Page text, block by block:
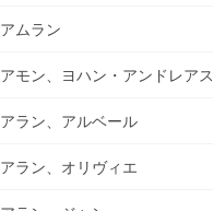
アムラン
アモン、ヨハン・アンドレアス
アラン、アルベール
アラン、オリヴィエ